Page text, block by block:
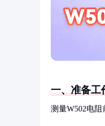
一、准备工
测量W502电阻